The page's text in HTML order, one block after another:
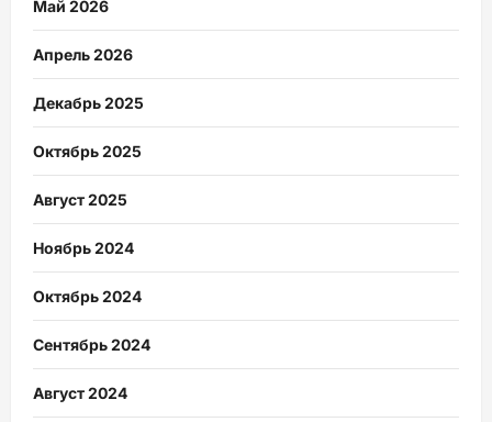
Май 2026
Апрель 2026
Декабрь 2025
Октябрь 2025
Август 2025
Ноябрь 2024
Октябрь 2024
Сентябрь 2024
Август 2024